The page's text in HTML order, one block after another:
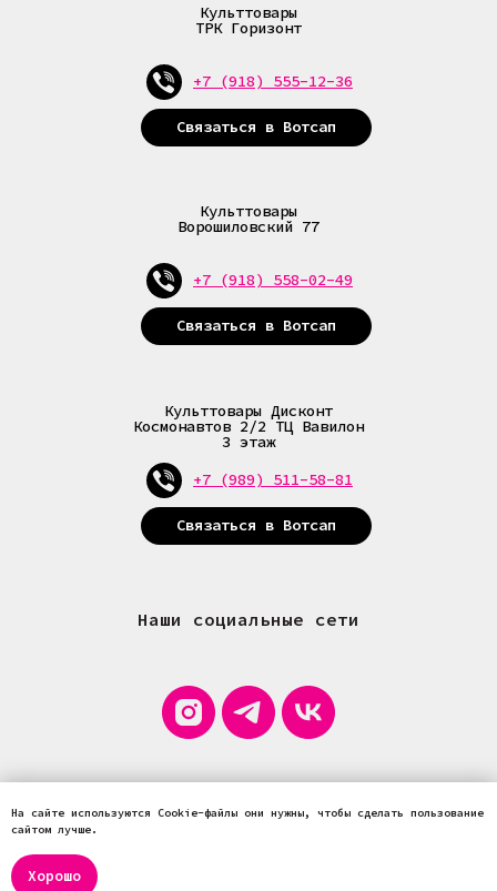
Культтовары
ТРК Горизонт
+7 (918) 555-12-36
+7 (918) 555-12-36
+7 (988) 253-00-22
Связаться в Вотсап
Культтовары
Ворошиловский 77
+7 (918) 558-02-49
Связаться в Вотсап
Культтовары Дисконт
Космонавтов 2/2 ТЦ Вавилон
3 этаж
+7 (989) 511-58-81
Связаться в Вотсап
Наши социальные сети
На сайте используются Cookie-файлы они нужны, чтобы сделать пользование
сайтом лучше.
Хорошо